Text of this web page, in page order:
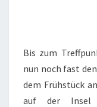
Bis zum
nun noch fast
dem Frühstück
auf der Insel